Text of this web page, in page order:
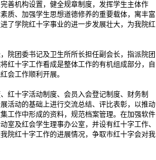
善机构设置，健全规章制度，发挥学生主体作
质、加强学生思想道德修养的重要载体，寓丰富
了学院红十字事业的进一步发展壮大，为我院红
团委书记及卫生所所长担任副会长，指派院团
红十字工作看成是整体工作的有机组成部分，自
会工作顺利开展。
十字活动制度、会员入会登记制度、财务制
活动的基础上进行交流总结、评比表彰，以推动
工作中形成的资料，规范档案管理。在加强软件
室及红会学生理事办公室，并设有红十字工作、
院红十字工作的进展情况，争取市红十字会对我